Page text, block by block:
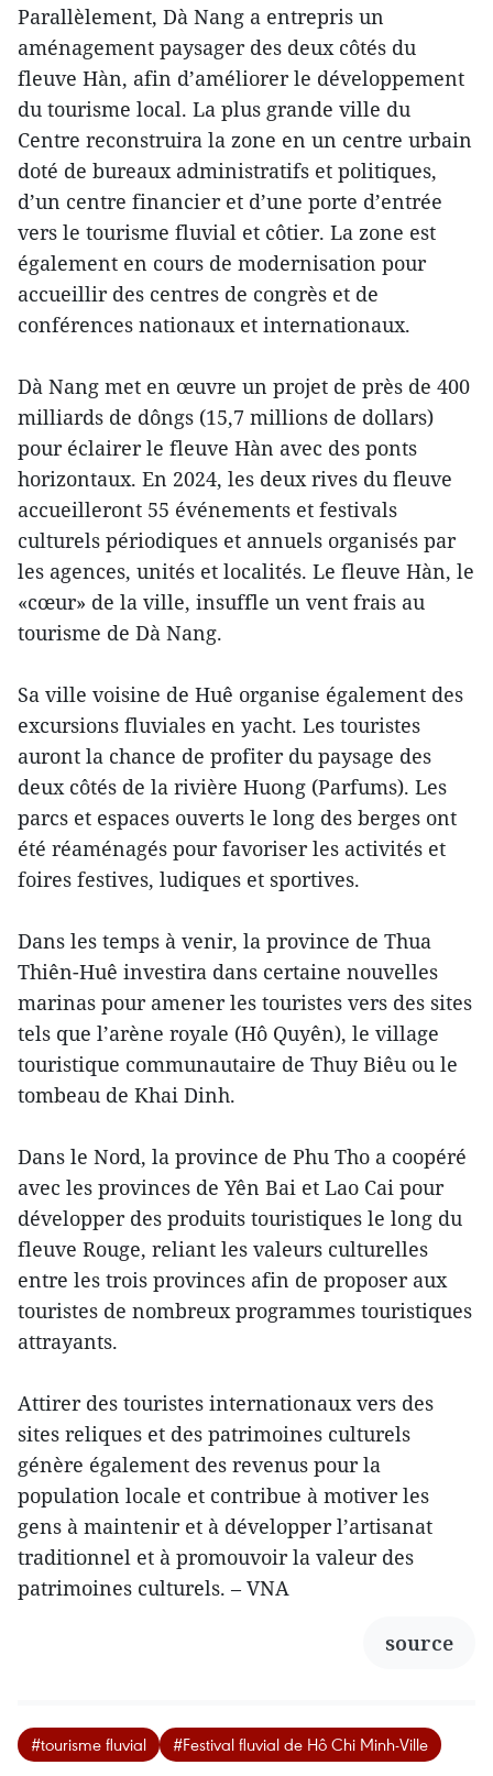
Parallèlement, Dà Nang a entrepris un
aménagement paysager des deux côtés du
fleuve Hàn, afin d’améliorer le développement
du tourisme local. La plus grande ville du
Centre reconstruira la zone en un centre urbain
doté de bureaux administratifs et politiques,
d’un centre financier et d’une porte d’entrée
vers le tourisme fluvial et côtier. La zone est
également en cours de modernisation pour
accueillir des centres de congrès et de
conférences nationaux et internationaux.
Dà Nang met en œuvre un projet de près de 400
milliards de dôngs (15,7 millions de dollars)
pour éclairer le fleuve Hàn avec des ponts
horizontaux. En 2024, les deux rives du fleuve
accueilleront 55 événements et festivals
culturels périodiques et annuels organisés par
les agences, unités et localités. Le fleuve Hàn, le
«cœur» de la ville, insuffle un vent frais au
tourisme de Dà Nang.
Sa ville voisine de Huê organise également des
excursions fluviales en yacht. Les touristes
auront la chance de profiter du paysage des
deux côtés de la rivière Huong (Parfums). Les
parcs et espaces ouverts le long des berges ont
été réaménagés pour favoriser les activités et
foires festives, ludiques et sportives.
Dans les temps à venir, la province de Thua
Thiên-Huê investira dans certaine nouvelles
marinas pour amener les touristes vers des sites
tels que l’arène royale (Hô Quyên), le village
touristique communautaire de Thuy Biêu ou le
tombeau de Khai Dinh.
Dans le Nord, la province de Phu Tho a coopéré
avec les provinces de Yên Bai et Lao Cai pour
développer des produits touristiques le long du
fleuve Rouge, reliant les valeurs culturelles
entre les trois provinces afin de proposer aux
touristes de nombreux programmes touristiques
attrayants.
Attirer des touristes internationaux vers des
sites reliques et des patrimoines culturels
génère également des revenus pour la
population locale et contribue à motiver les
gens à maintenir et à développer l’artisanat
traditionnel et à promouvoir la valeur des
patrimoines culturels. – VNA
source
#tourisme fluvial #Festival fluvial de Hô Chi Minh-Ville